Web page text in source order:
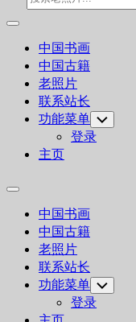
Expand
中国书画
中国古籍
老照片
联系站长
功能菜单 Toggle
Child
Menu
登录
主页
Expand
中国书画
中国古籍
老照片
联系站长
功能菜单 Toggle
Child
Menu
登录